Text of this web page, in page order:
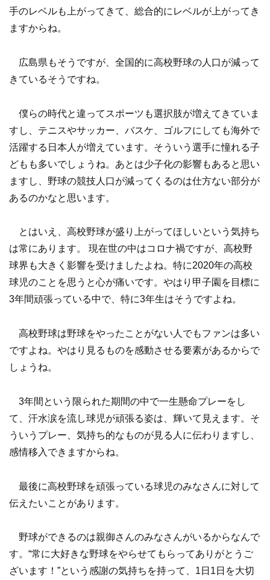
手のレベルも上がってきて、総合的にレベルが上がってき
ますからね。
広島県もそうですが、全国的に高校野球の人口が減って
きているそうですね。
僕らの時代と違ってスポーツも選択肢が増えてきていま
すし、テニスやサッカー、バスケ、ゴルフにしても海外で
活躍する日本人が増えています。そういう選手に憧れる子
どもも多いでしょうね。あとは少子化の影響もあると思い
ますし、野球の競技人口が減ってくるのは仕方ない部分が
あるのかなと思います。
とはいえ、高校野球が盛り上がってほしいという気持ち
は常にあります。 現在世の中はコロナ禍ですが、高校野
球界も大きく影響を受けましたよね。特に2020年の高校
球児のことを思うと心が痛いです。やはり甲子園を目標に
3年間頑張っている中で、特に3年生はそうですよね。
高校野球は野球をやったことがない人でもファンは多い
ですよね。やはり見るものを感動させる要素があるからで
しょうね。
3年間という限られた期間の中で一生懸命プレーをし
て、汗水涙を流し球児が頑張る姿は、輝いて見えます。そ
ういうプレー、気持ち的なものが見る人に伝わりますし、
感情移入できますからね。
最後に高校野球を頑張っている球児のみなさんに対して
伝えたいことがあります。
野球ができるのは親御さんのみなさんがいるからなんで
す。“常に大好きな野球をやらせてもらってありがとうご
ざいます！”という感謝の気持ちを持って、1日1日を大切